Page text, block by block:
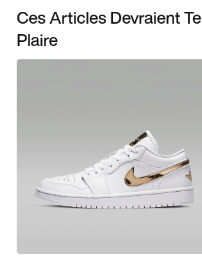
Ces Articles Devraient Te
Plaire